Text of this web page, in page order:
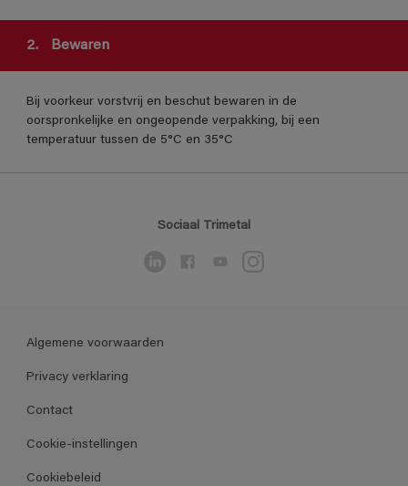
2. Bewaren
Bij voorkeur vorstvrij en beschut bewaren in de
oorspronkelijke en ongeopende verpakking, bij een
temperatuur tussen de 5°C en 35°C
Sociaal Trimetal
Algemene voorwaarden
Privacy verklaring
Contact
Cookie-instellingen
Cookiebeleid